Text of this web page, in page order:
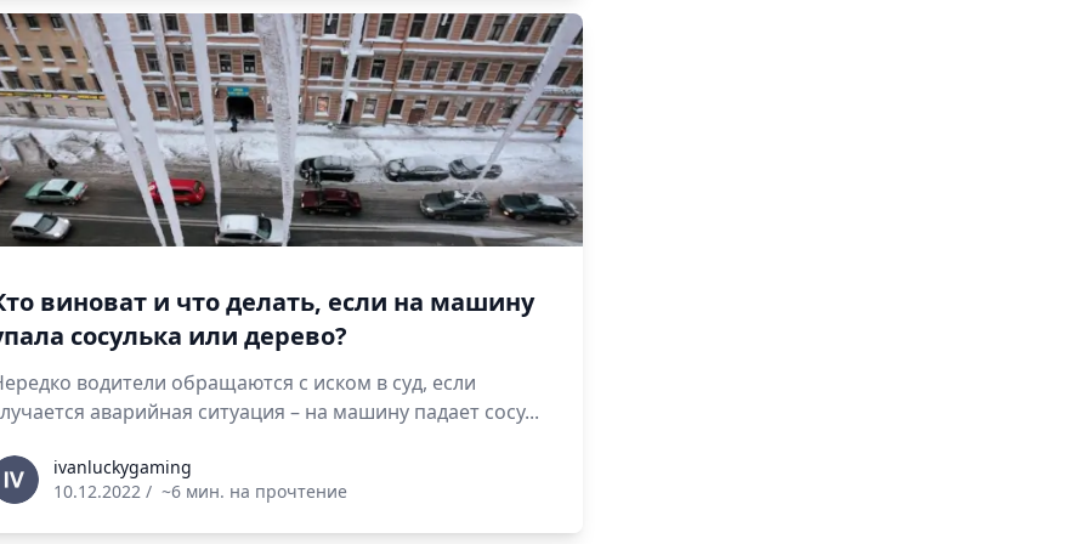
виноват и что делать, если на машину
сосулька или дерево?
водители обращаются с иском в суд, если
аварийная ситуация – на машину падает сосу...
ivanluckygaming
10.12.2022 / ~6 мин. на прочтение